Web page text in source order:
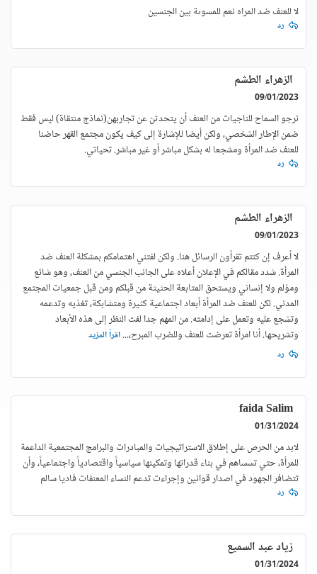
لا للعنف ضد المراه نعم للمسوىة بين الجنسين
رد
الزهراء الطشم
09/01/2023
نرجو السماح للناجيات من العنف أن يتحدثن عن تجاربهن(نماذج منتقاة) ليس فقط
ضمن الإطار الشخصي، ولكن أيضا للإشارة إلى كيف يكون مجتمع القهر حاضنا
للعنف ضد المرأة ومشجعا له بشكل مباشر أو غير مباشر. تحياتي.
رد
الزهراء الطشم
09/01/2023
لا أعرف إن كنتم تقرأون الرسائل هنا. ولكن لفتني اهتمامكم بمشكلة العنف ضد
المرأة. شدد مقالكم في الإعلان أعلاه على الجانب الجنسي من العنف، وهو شائع
ومؤلم ولا إنساني ويستحق المتابعة الحثيثة من قبلكم ومن قبل جمعيات المجتمع
المدني. لكن للعنف ضد المرأة أبعاد اجتماعية كثيرة ومتشابكة، تغذيه وتدعمه
وتشجع عليه وتعمل على إدامته. من المهم جدا لفت النظر إلى هذه الأبعاد
وتشريحها. أنا امرأة تعرضت للعنف وللضرب المبرح،...اقرأ المزيد
رد
faida Salim
01/31/2024
لابد من الحرص على إطلاق الاستراتيجيات والمبادرات والبرامج المجتمعية الداعمة
للمرأة، حتي تسساهم في بناء قدراتها وتمكينها سياسياً واقتصادياً واجتماعياً، وأن
تتضافر الجهود في اصدار قوانين وإجراءت تدعم النساء المعنفات فاديا سالم
رد
زياد عبد السميع
01/31/2024